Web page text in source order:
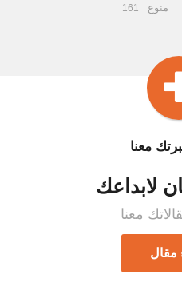
منوع 161
معنا
لابداعك
معنا
مقال